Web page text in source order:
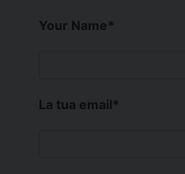
Your Name*
La tua email*